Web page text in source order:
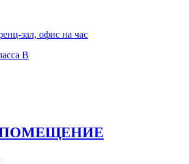
зал, офис на час
B
ПОМЕЩЕНИЕ